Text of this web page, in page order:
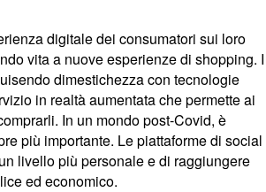
digitale dei consumatori sui loro
vita a nuove esperienze di shopping. I
dimestichezza con tecnologie
in realtà aumentata che permette ai
In un mondo post-Covid, è
più importante. Le piattaforme di social
livello più personale e di raggiungere
ed economico.